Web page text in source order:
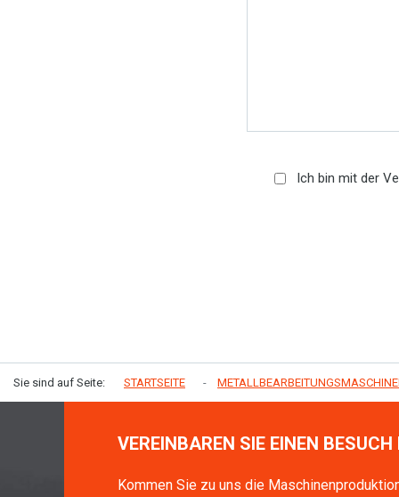
Ich bin mit der
Sie sind auf Seite: STARTSEITE
VEREINBAREN SIE EINEN BESUCH
Kommen Sie zu uns die